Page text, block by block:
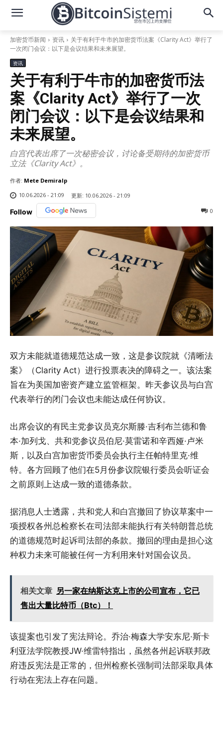
加密货币新闻 资讯
关于有利于牛市的加密货币法案《Clarity Act》举行了
一次闭门会议：以下是会议结果和未来展望。
资讯
关于有利于牛市的加密货币法
案《Clarity Act》举行了一次
闭门会议：以下是会议结果和
未来展望。
白宫代表出席了一次秘密会议，讨论备受期待的加密货币
立法《Clarity Act》。
作者: Mete Demiralp
10.06.2026 - 21:09
更新: 10.06.2026 - 21:09
Follow 0
双方未能就道德规范达成一致，这是参议院就《清晰法
案》（Clarity Act）进行投票表决的障碍之一。该法案
旨在为美国加密资产建立监管框架。昨天参议员与白宫
代表举行的闭门会议也未能达成任何协议。
出席会议的有民主党参议员克尔斯滕·吉利布兰德和鲁
本·加列戈、共和党参议员伯尼·莫雷诺和辛西娅·卢米
斯，以及白宫加密货币委员会执行主任帕特里克·维
特。各方回顾了他们在5月份参议院银行委员会听证会
之前原则上达成一致的道德条款。
据消息人士透露，共和党人和白宫撤回了协议草案中一
项授权各州总检察长在司法部未能执行有关特朗普总统
的道德规范时起诉司法部的条款。撤回的理由是担心这
种权力未来可能被任何一方利用来针对国会议员。
相关文章 另一家在纳斯达克上市的公司宣布，它已
售出大量比特币（Btc）！
该提案也引发了宪法辩论。乔治·梅森大学安东尼·斯卡
利亚法学院教授JW·维雷特指出，虽然各州起诉联邦政
府违反宪法是正常的，但州检察长强制司法部采取具体
行动在宪法上存在问题。